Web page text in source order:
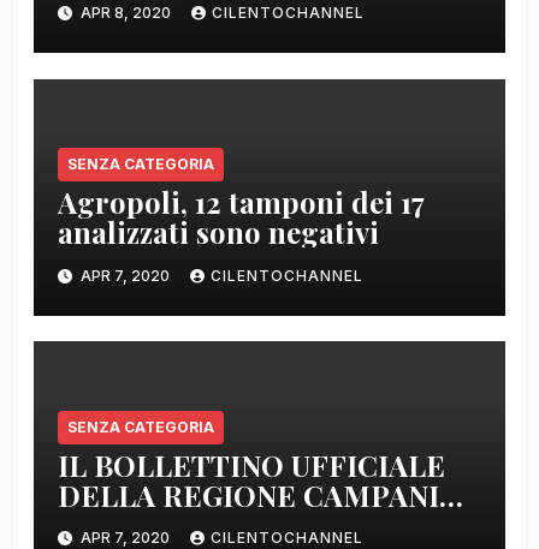
E SENZA PRESIDI”
APR 8, 2020 CILENTOCHANNEL
SENZA CATEGORIA
Agropoli, 12 tamponi dei 17
analizzati sono negativi
APR 7, 2020 CILENTOCHANNEL
SENZA CATEGORIA
IL BOLLETTINO UFFICIALE
DELLA REGIONE CAMPANIA
DELLE ORE 22.00
APR 7, 2020 CILENTOCHANNEL